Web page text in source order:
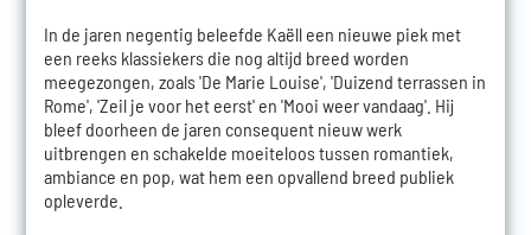
In de jaren negentig beleefde Kaëll een nieuwe piek met
een reeks klassiekers die nog altijd breed worden
meegezongen, zoals 'De Marie Louise', 'Duizend terrassen in
Rome', 'Zeil je voor het eerst' en 'Mooi weer vandaag'. Hij
bleef doorheen de jaren consequent nieuw werk
uitbrengen en schakelde moeiteloos tussen romantiek,
ambiance en pop, wat hem een opvallend breed publiek
opleverde.